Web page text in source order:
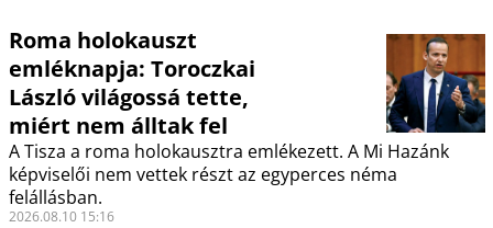
Roma holokauszt
emléknapja: Toroczkai
László világossá tette,
miért nem álltak fel
A Tisza a roma holokausztra emlékezett. A Mi Hazánk
képviselői nem vettek részt az egyperces néma
felállásban.
2026.08.10 15:16